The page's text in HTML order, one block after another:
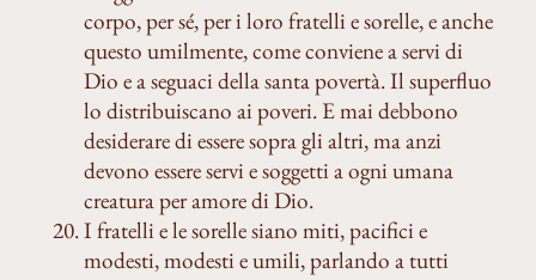
corpo, per sé, per i loro fratelli e sorelle, e anche
questo umilmente, come conviene a servi di
Dio e a seguaci della santa povertà. Il superfluo
lo distribuiscano ai poveri. E mai debbono
desiderare di essere sopra gli altri, ma anzi
devono essere servi e soggetti a ogni umana
creatura per amore di Dio.
I fratelli e le sorelle siano miti, pacifici e
modesti, modesti e umili, parlando a tutti